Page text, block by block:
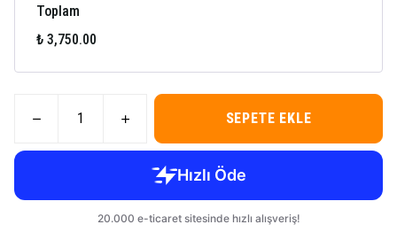
Toplam
₺ 3,750.00
SEPETE EKLE